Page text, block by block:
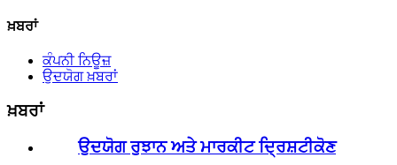
ਖ਼ਬਰਾਂ
ਕੰਪਨੀ ਨਿਊਜ਼
ਉਦਯੋਗ ਖ਼ਬਰਾਂ
ਖ਼ਬਰਾਂ
ਉਦਯੋਗ ਰੁਝਾਨ ਅਤੇ ਮਾਰਕੀਟ ਦ੍ਰਿਸ਼ਟੀਕੋਣ